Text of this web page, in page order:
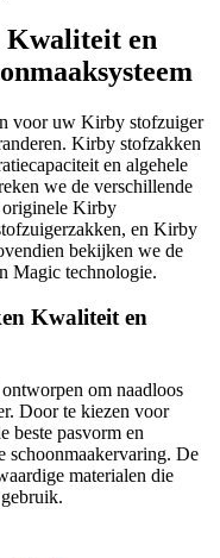
en
voor uw Kirby stofzuiger
Kirby stofzakken
en algehele
we de verschillende
originele Kirby
en Kirby
bekijken we de
Magic technologie.
Kwaliteit en
om naadloos
Door te kiezen voor
beste pasvorm en
schoonmaakervaring. De
materialen die